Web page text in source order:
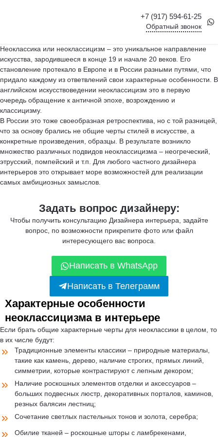
+7 (917) 594-61-25
Обратный звонок
Неоклассика или неоклассицизм – это уникальное направление
искусства, зародившееся в конце 19 и начале 20 веков. Его
становление протекало в Европе и в России разными путями, что
придало каждому из ответвлений свои характерные особенности. В
английском искусствоведении неоклассицизм это в первую
очередь обращение к античной эпохе, возрождению и
классицизму.
В России это тоже своеобразная ретроспектива, но с той разницей,
что за основу брались не общие черты стилей в искусстве, а
конкретные произведения, образцы. В результате возникло
множество различных подвидов неоклассицизма – неогреческий,
этрусский, помпейский и т.п. Для любого частного дизайнера
интерьеров это открывает море возможностей для реализации
самых амбициозных замыслов.
Задать вопрос дизайнеру:
Чтобы получить консультацию Дизайнера интерьера, задайте
вопрос, по возможности прикрепите фото или файл
интересующего вас вопроса.
Написать в WhatsApp
Написать в Телеграмм
Характерные особенности
неоклассицизма в интерьере
Если брать общие характерные черты для неоклассики в целом, то
в их числе будут:
Традиционные элементы классики – природные материалы,
такие как камень, дерево, наличие строгих, прямых линий,
симметрии, которые контрастируют с лепным декором;
Наличие роскошных элементов отделки и аксессуаров –
больших подвесных люстр, декоративных порталов, каминов,
резных балясин лестниц;
Сочетание светлых пастельных тонов и золота, серебра;
Обилие тканей – роскошные шторы с ламбрекенами,